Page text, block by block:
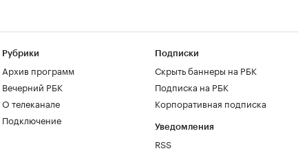
Рубрики
Архив программ
Вечерний РБК
О телеканале
Подключение
Подписки
Скрыть баннеры на РБК
Подписка на РБК
Корпоративная подписка
Уведомления
RSS